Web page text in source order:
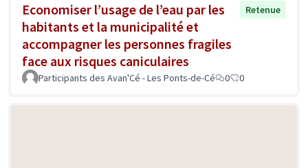
Economiser l’usage de l’eau par les
habitants et la municipalité et
accompagner les personnes fragiles
face aux risques caniculaires
Retenue
Participants des Avan'Cé - Les Ponts-de-Cé 0 0